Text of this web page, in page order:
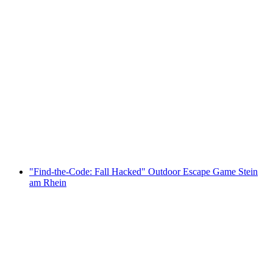
"Find-the-Code: Fall Hacked" Outdoor Escape Game Stein
am Rhein